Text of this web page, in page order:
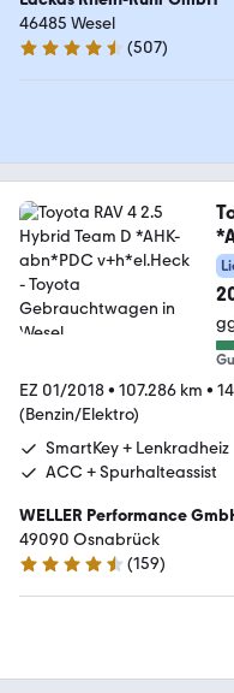
46485 Wesel
4.6 Sterne
(507)
EZ 01/2018• 107.286 km •
(Benzin/Elektro)
SmartKey + Lenkradheiz
ACC + Spurhalteassist
WELLER Performance
49090 Osnabrück
4.5 Sterne
(159)